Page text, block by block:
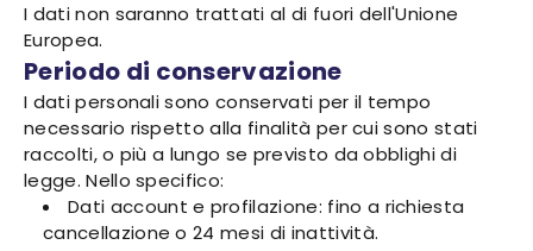
I dati non saranno trattati al di fuori dell'Unione
Europea.
Periodo di conservazione
I dati personali sono conservati per il tempo
necessario rispetto alla finalità per cui sono stati
raccolti, o più a lungo se previsto da obblighi di
legge. Nello specifico:
Dati account e profilazione: fino a richiesta
cancellazione o 24 mesi di inattività.